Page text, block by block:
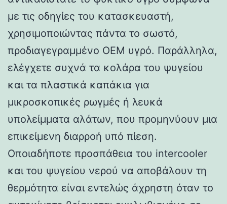
με τις οδηγίες του κατασκευαστή,
χρησιμοποιώντας πάντα το σωστό,
προδιαγεγραμμένο OEM υγρό. Παράλληλα,
ελέγχετε συχνά τα κολάρα του ψυγείου
και τα πλαστικά καπάκια για
μικροσκοπικές ρωγμές ή λευκά
υπολείμματα αλάτων, που προμηνύουν μια
επικείμενη διαρροή υπό πίεση.
Οποιαδήποτε προσπάθεια του intercooler
και του ψυγείου νερού να αποβάλουν τη
θερμότητα είναι εντελώς άχρηστη όταν το